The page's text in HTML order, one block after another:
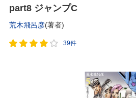
part8 ジャンプC
荒木飛呂彦(著者)
39件